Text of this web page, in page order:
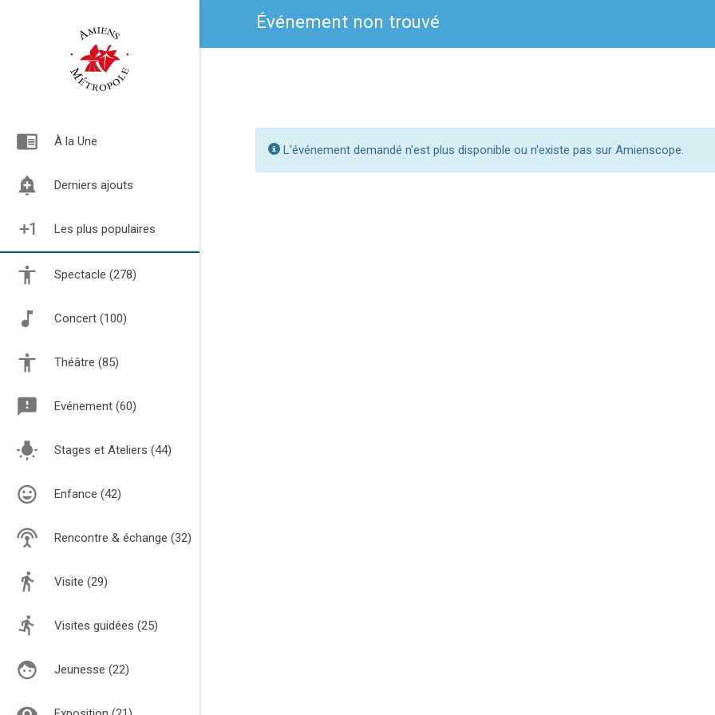
chrome_reader_mode À la Une
add_alert Derniers ajouts
exposure_plus_1 Les plus populaires
Spectacle (278)
Concert (100)
Théâtre (85)
Evénement (60)
Stages et Ateliers (44)
Enfance (42)
Rencontre & échange (32)
Visite (29)
Visites guidées (25)
Jeunesse (22)
Événement non trouvé
L'événement demandé n'est plus disponible ou n'existe pas sur Amienscope.